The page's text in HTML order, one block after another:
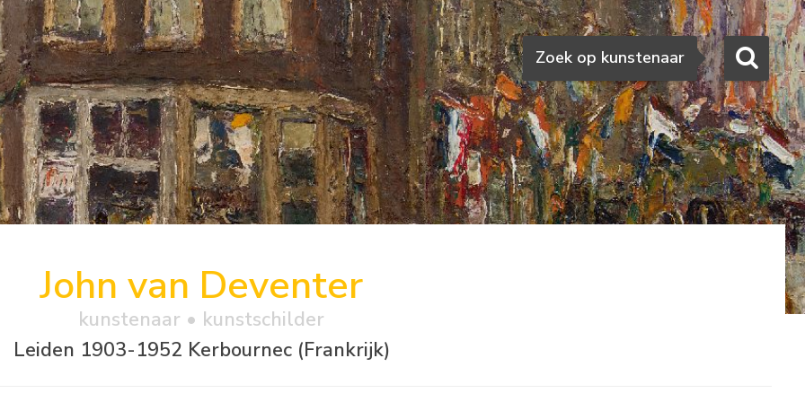
Zoeken
Zoek op kunstenaar
John van Deventer
kunstenaar • kunstschilder
Leiden 1903-1952 Kerbournec (Frankrijk)